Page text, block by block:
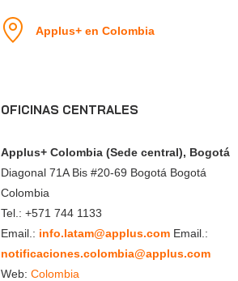
Applus+ en Colombia
OFICINAS CENTRALES
Applus+ Colombia (Sede central), Bogotá
Diagonal 71A Bis #20-69 Bogotá Bogotá
Colombia
Tel.:+571 744 1133
Email.: info.latam@applus.com Email.:
notificaciones.colombia@applus.com
Web:Colombia